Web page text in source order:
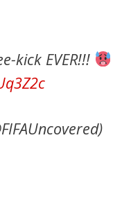
kick EVER!!!